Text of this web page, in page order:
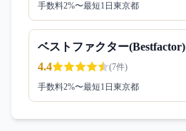
手数料2%〜最短1日 東京都
ベストファクター(Bestfactor)
4.4
(7件)
手数料2%〜最短1日 東京都